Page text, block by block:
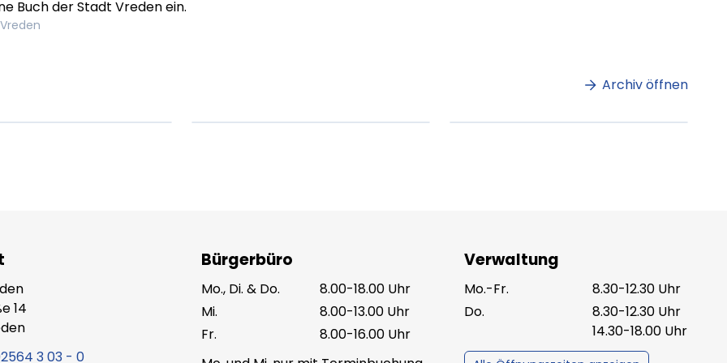
Buch der Stadt Vreden ein.
Archiv öffnen
14
3 03 - 0
Bürgerbüro
Mo., Di. & Do.
8.00-18.00 Uhr
Mi.
8.00-13.00 Uhr
Fr.
8.00-16.00 Uhr
Verwaltung
Mo.-Fr.
8.30-12.30 Uhr
Do.
8.30-12.30 Uhr
14.30-18.00 Uhr